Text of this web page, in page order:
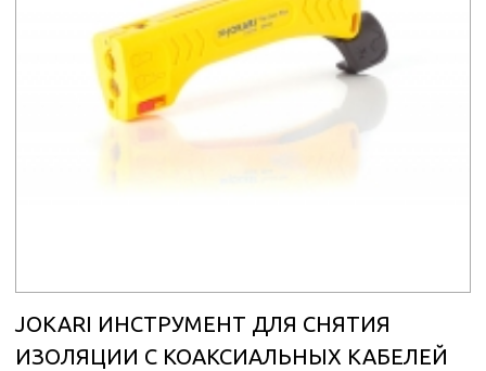
JOKARI ИНСТРУМЕНТ ДЛЯ СНЯТИЯ
ИЗОЛЯЦИИ С КОАКСИАЛЬНЫХ КАБЕЛЕЙ